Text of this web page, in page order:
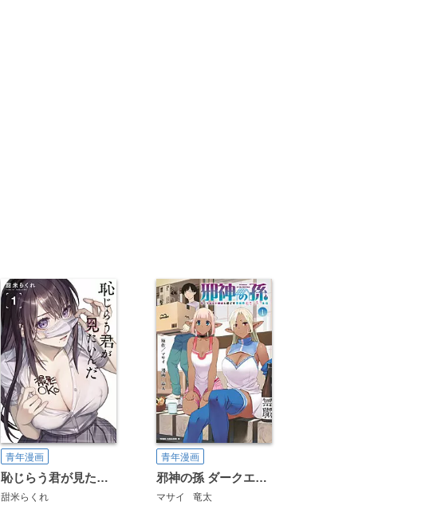
青年漫画
恥じらう君が見たいんだ
甜米らくれ
青年漫画
邪神の孫 ダークエルフ姉妹と過ごす異世界引きこもり生活
マサイ 竜太